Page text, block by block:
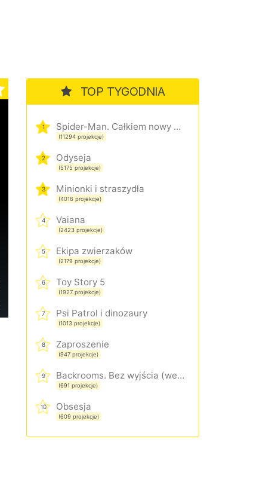
TOP TYGODNIA
1 Spider-Man. Całkiem nowy dzień
(11294 projekcje)
2 Odyseja
(5175 projekcje)
3 Minionki i straszydła
(4016 projekcje)
4 Vaiana
(2423 projekcje)
5 Ekipa zwierzaków
(2179 projekcje)
6 Toy Story 5
(1927 projekcje)
7 Psi Patrol i dinozaury
(1013 projekcje)
8 Zaproszenie
(947 projekcje)
9 Backrooms. Bez wyjścia (wersja rozszerzona)
(691 projekcje)
10 Obsesja
(609 projekcje)